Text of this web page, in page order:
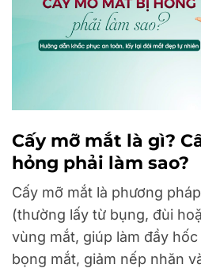
Cấy mỡ mắt là gì?
hỏng phải làm sao?
Cấy mỡ mắt là phương
(thường lấy từ bụng, đùi
vùng mắt, giúp làm đầy
bọng mắt, giảm nếp nhăn